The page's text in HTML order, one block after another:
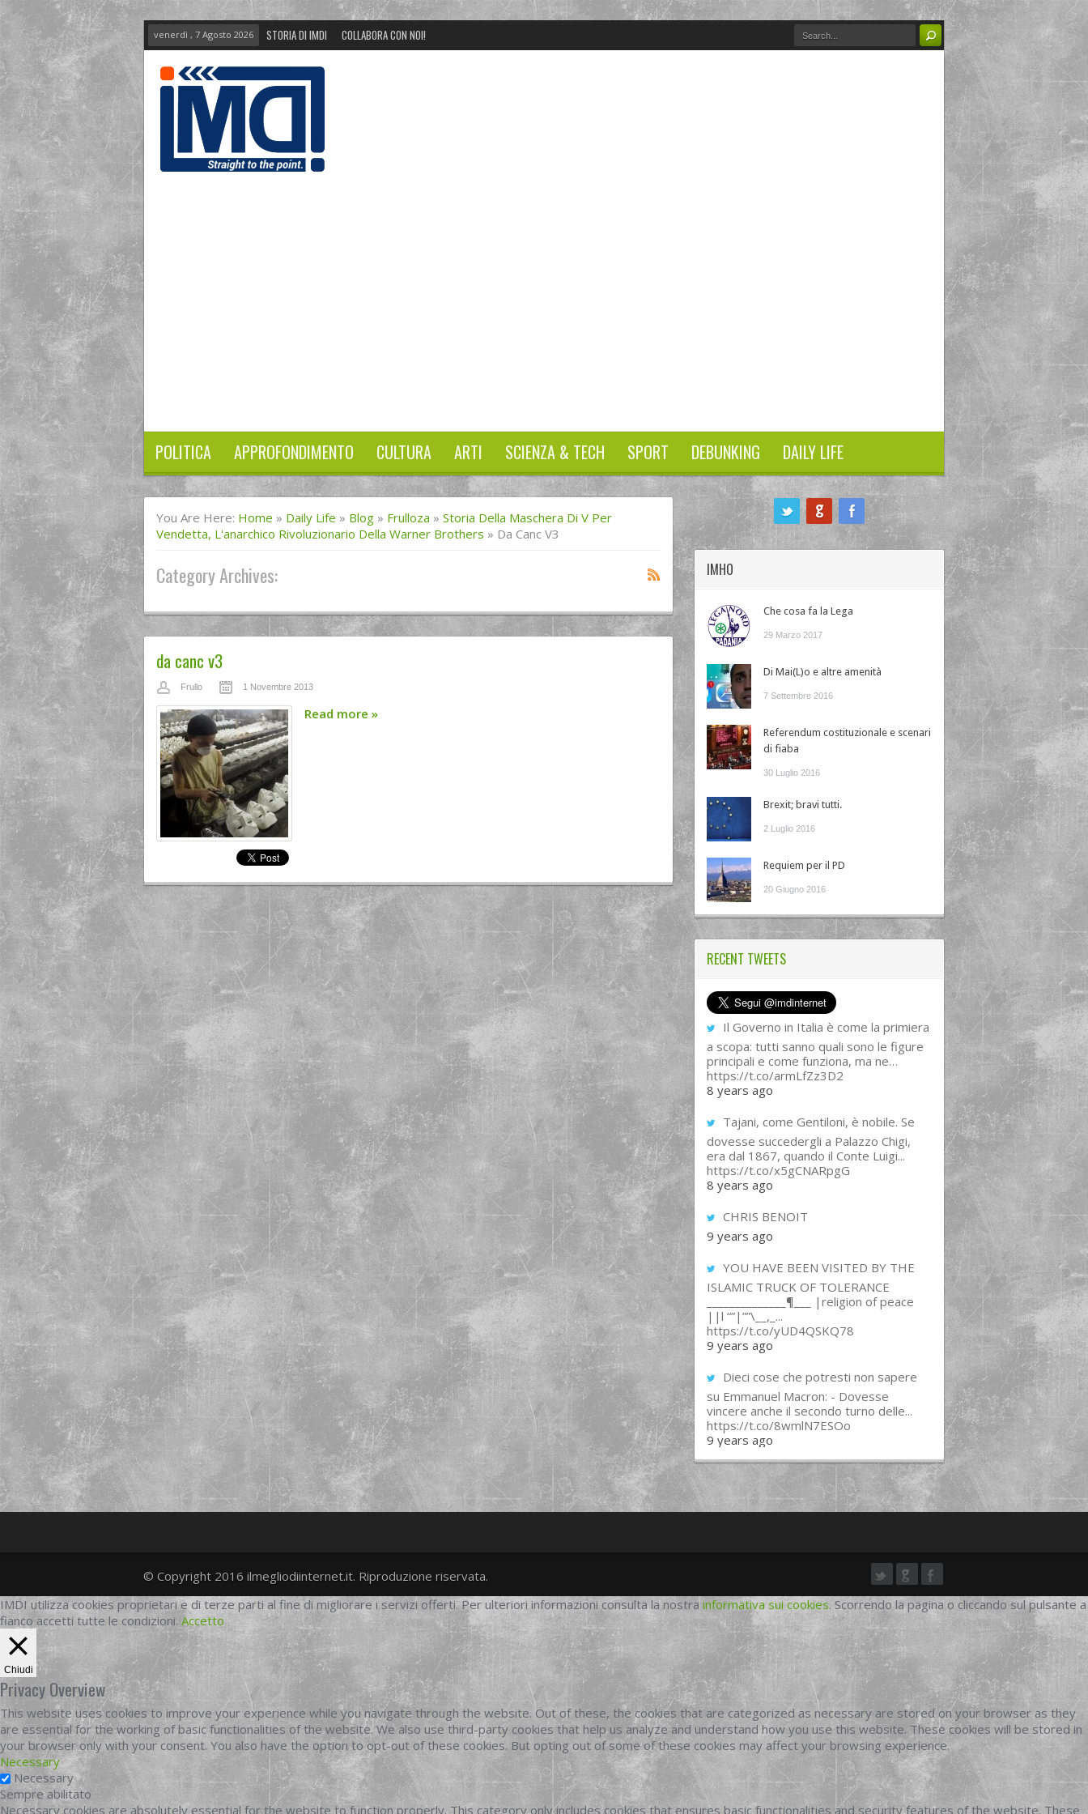
venerdì , 7 Agosto 2026 STORIA DI IMDI COLLABORA CON NOI!
POLITICA APPROFONDIMENTO CULTURA ARTI SCIENZA & TECH SPORT DEBUNKING DAILY LIFE
You Are Here: Home » Daily Life » Blog » Frulloza » Storia Della Maschera Di V Per
Vendetta, L'anarchico Rivoluzionario Della Warner Brothers » Da Canc V3
Category Archives:
da canc v3
Frullo 1 Novembre 2013
Read more »
IMHO
Che cosa fa la Lega
29 Marzo 2017
Di Mai(L)o e altre amenità
7 Settembre 2016
Referendum costituzionale e scenari
di fiaba
30 Luglio 2016
Brexit; bravi tutti.
2 Luglio 2016
Requiem per il PD
20 Giugno 2016
RECENT TWEETS
Il Governo in Italia è come la primiera
a scopa: tutti sanno quali sono le figure
principali e come funziona, ma ne…
https://t.co/armLfZz3D2
8 years ago
Tajani, come Gentiloni, è nobile. Se
dovesse succedergli a Palazzo Chigi,
era dal 1867, quando il Conte Luigi...
https://t.co/x5gCNARpgG
8 years ago
CHRIS BENOIT
9 years ago
YOU HAVE BEEN VISITED BY THE
ISLAMIC TRUCK OF TOLERANCE
______________¶___ |religion of peace
||l “”|””\__,_...
https://t.co/yUD4QSKQ78
9 years ago
Dieci cose che potresti non sapere
su Emmanuel Macron: - Dovesse
vincere anche il secondo turno delle...
https://t.co/8wmlN7ESOo
9 years ago
twittergoogleplus
facebook
© Copyright 2016 ilmegliodiinternet.it. Riproduzione riservata.
IMDI utilizza cookies proprietari e di terze parti al fine di migliorare i servizi offerti. Per ulteriori informazioni consulta la nostra informativa sui cookies. Scorrendo la pagina o cliccando sul pulsante a
fianco accetti tutte le condizioni. Accetto
Chiudi
Privacy Overview
This website uses cookies to improve your experience while you navigate through the website. Out of these, the cookies that are categorized as necessary are stored on your browser as they
are essential for the working of basic functionalities of the website. We also use third-party cookies that help us analyze and understand how you use this website. These cookies will be stored in
your browser only with your consent. You also have the option to opt-out of these cookies. But opting out of some of these cookies may affect your browsing experience.
Necessary
Necessary
Sempre abilitato
Necessary cookies are absolutely essential for the website to function properly. This category only includes cookies that ensures basic functionalities and security features of the website. These